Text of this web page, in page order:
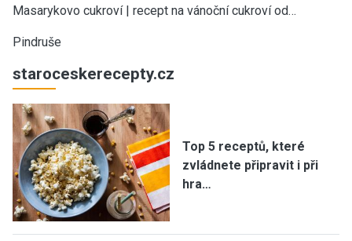
Masarykovo cukroví | recept na vánoční cukroví od…
Pindruše
staroceskerecepty.cz
Top 5 receptů, které
zvládnete připravit i při
hra…